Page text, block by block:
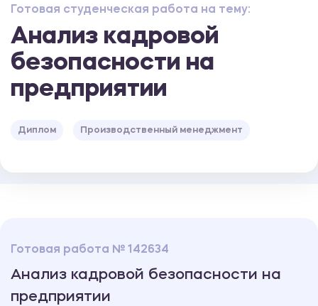
Готовая студенческая работа на тему:
Анализ кадровой
безопасности на
предприятии
Диплом Производственный менеджмент
Готовая работа № 142634
Анализ кадровой безопасности на
предприятии